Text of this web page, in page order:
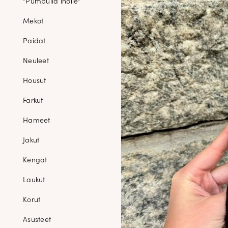
"Pumpulia iholle"
Mekot
Paidat
Neuleet
Housut
Farkut
Hameet
Jakut
Kengät
Laukut
Korut
Asusteet